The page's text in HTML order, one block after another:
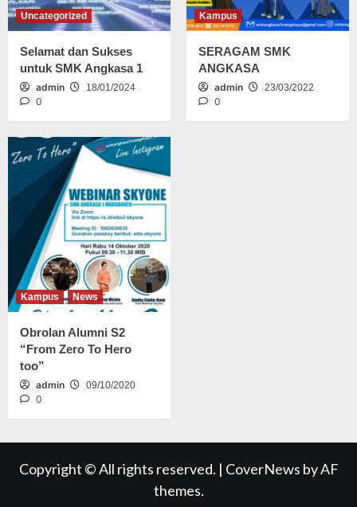
Uncategorized
Selamat dan Sukses
untuk SMK Angkasa 1
admin 18/01/2024
0
Kampus
SERAGAM SMK
ANGKASA
admin 23/03/2022
0
Kampus News
Obrolan Alumni S2
“From Zero To Hero
too”
admin 09/10/2020
0
Copyright © All rights reserved. | CoverNews by AF
themes.